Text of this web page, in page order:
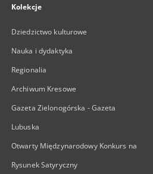
Kolekcje
Dziedzictwo kulturowe
Nauka i dydaktyka
Regionalia
Archiwum Kresowe
Gazeta Zielonogórska - Gazeta
Lubuska
Otwarty Międzynarodowy Konkurs na
Rysunek Satyryczny